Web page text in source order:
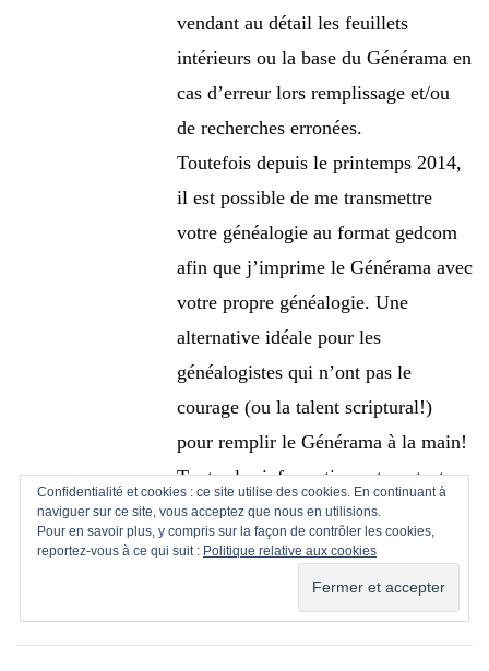
vendant au détail les feuillets
intérieurs ou la base du Générama en
cas d’erreur lors remplissage et/ou
de recherches erronées.
Toutefois depuis le printemps 2014,
il est possible de me transmettre
votre généalogie au format gedcom
afin que j’imprime le Générama avec
votre propre généalogie. Une
alternative idéale pour les
généalogistes qui n’ont pas le
courage (ou la talent scriptural!)
pour remplir le Générama à la main!
Toutes les informations et contacts
sont accessibles ici:
http://www.passion-genealogie.fr
Confidentialité et cookies : ce site utilise des cookies. En continuant à
naviguer sur ce site, vous acceptez que nous en utilisions.
Pour en savoir plus, y compris sur la façon de contrôler les cookies,
reportez-vous à ce qui suit : Politique relative aux cookies